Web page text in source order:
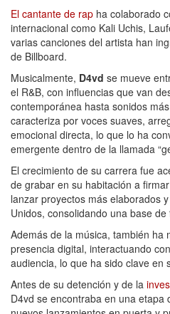
El cantante de rap ha colaborado
internacional como Kali Uchis,
varias canciones del artista han
de Billboard.
Musicalmente, D4vd se mueve
el R&B, con influencias que van
contemporánea hasta sonidos
caracteriza por voces suaves,
emocional directa, lo que lo ha
emergente dentro de la llamada
El crecimiento de su carrera fue
de grabar en su habitación a
lanzar proyectos más elaborados
Unidos, consolidando una base
Además de la música, también ha
presencia digital, interactuando
audiencia, lo que ha sido clave en
Antes de su detención y de la
D4vd se encontraba en una etapa